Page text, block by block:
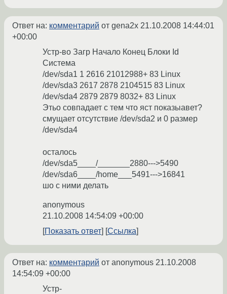
Ответ на: комментарий от gena2x 21.10.2008 14:44:01
+00:00
Устр-во Загр Начало Конец Блоки Id
Система
/dev/sda1 1 2616 21012988+ 83 Linux
/dev/sda3 2617 2878 2104515 83 Linux
/dev/sda4 2879 2879 8032+ 83 Linux
Этьо совпадает с тем что яст показыавет?
смущает отсутствие /dev/sda2 и 0 размер
/dev/sda4
осталось
/dev/sda5____/_______2880--->5490
/dev/sda6____/home___5491--->16841
шо с ними делать
anonymous
21.10.2008 14:54:09 +00:00
Показать ответ
Ссылка
Ответ на: комментарий от anonymous 21.10.2008
14:54:09 +00:00
Устр-